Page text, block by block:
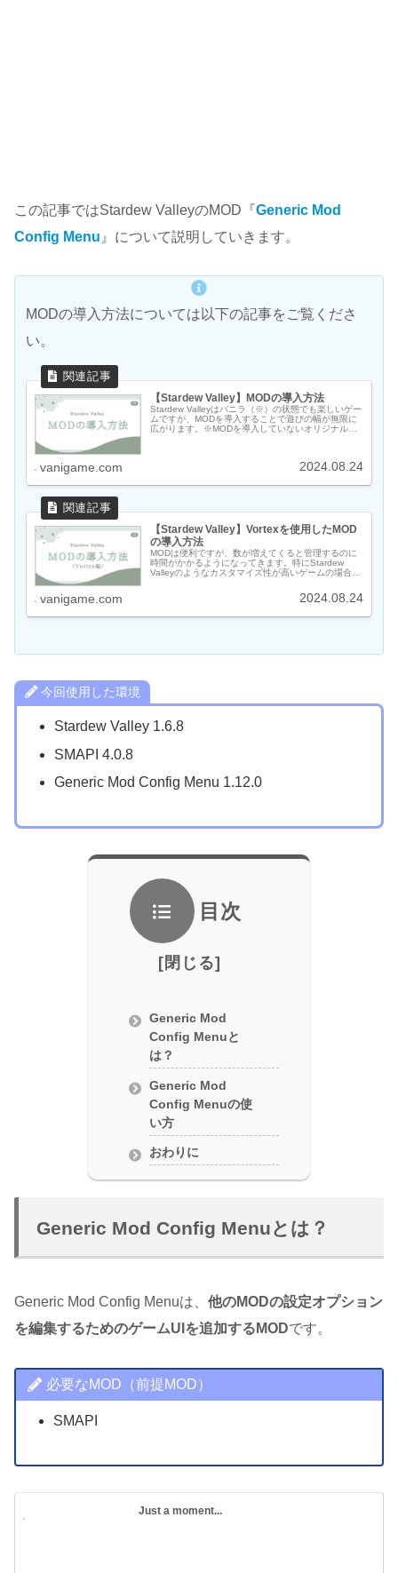
この記事ではStardew ValleyのMOD『Generic Mod
Config Menu 』について説明していきます。
MODの導入方法については以下の記事をご覧くださ
い。
【Stardew Valley】MODの導入方法
Stardew Valleyはバニラ（※）の状態でも楽しいゲー
ムですが、MODを導入することで遊びの幅が無限に
広がります。※MODを導入していないオリジナルの
vanigame.com 2024.08.24
【Stardew Valley】Vortexを使用したMOD
の導入方法
MODは便利ですが、数が増えてくると管理するのに
時間がかかるようになってきます。特にStardew
Valleyのようなカスタマイズ性が高いゲームの場合
いのではないでしょうか。早くゲームで遊...
vanigame.com 2024.08.24
今回使用した環境
Stardew Valley 1.6.8
SMAPI 4.0.8
Generic Mod Config Menu 1.12.0
目次
Generic Mod
Config Menuと
は？
Generic Mod
Config Menuの使
い方
おわりに
Generic Mod Config Menuとは？
Generic Mod Config Menuは、 他のMODの設定オプション
を編集するためのゲームUIを追加するMODです。
必要なMOD（前提MOD）
SMAPI
Just a moment...